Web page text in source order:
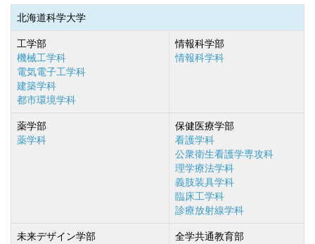
北海道科学大学
工学部
機械工学科
電気電子工学科
建築学科
都市環境学科
情報科学部
情報科学科
薬学部
薬学科
保健医療学部
看護学科
公衆衛生看護学専攻科
理学療法学科
義肢装具学科
臨床工学科
診療放射線学科
未来デザイン学部
全学共通教育部